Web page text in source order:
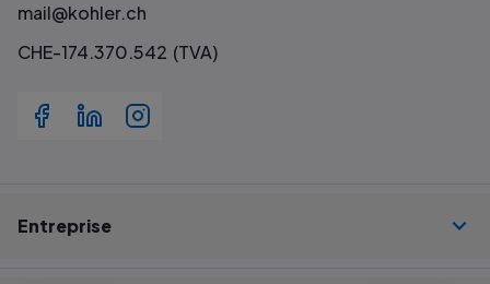
mail@kohler.ch
CHE-174.370.542 (TVA)
Entreprise